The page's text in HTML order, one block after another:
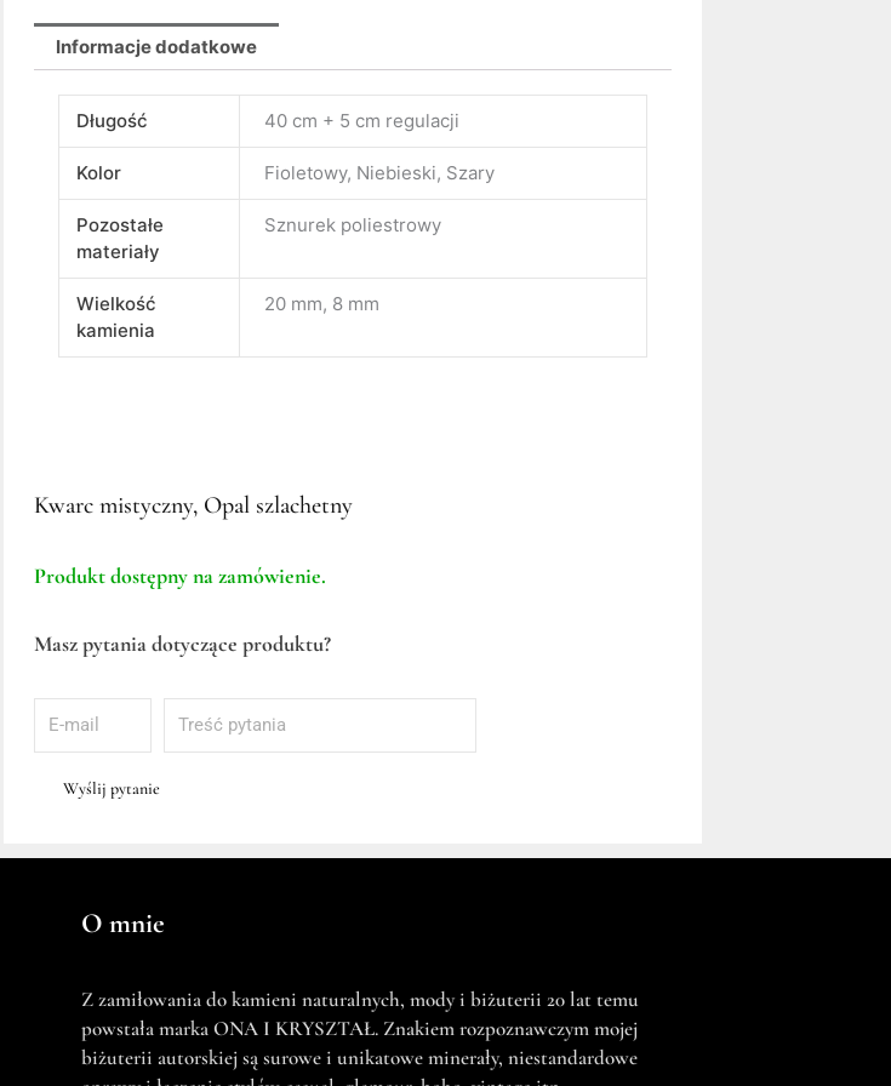
Informacje dodatkowe
Długość 40 cm + 5 cm regulacji
Kolor Fioletowy, Niebieski, Szary
Pozostałe
materiały
Sznurek poliestrowy
Wielkość
kamienia
20 mm, 8 mm
Kwarc mistyczny, Opal szlachetny
Produkt dostępny na zamówienie.
Masz pytania dotyczące produktu?
Wyślij pytanie
O mnie
Z zamiłowania do kamieni naturalnych, mody i biżuterii 20 lat temu
powstała marka ONA I KRYSZTAŁ. Znakiem rozpoznawczym mojej
biżuterii autorskiej są surowe i unikatowe minerały, niestandardowe